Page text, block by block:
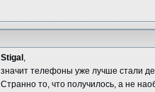
Stigal ,
значит телефоны уже лучше стали
Странно то, что получилось, а не